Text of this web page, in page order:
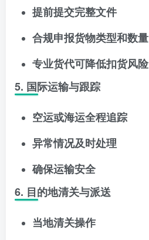
提前提交完整文件
合规申报货物类型和数量
专业货代可降低扣货风险
5. 国际运输与跟踪
空运或海运全程追踪
异常情况及时处理
确保运输安全
6. 目的地清关与派送
当地清关操作